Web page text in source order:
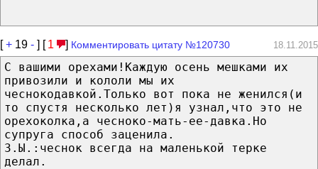
[+ 19 - ] [ 1 ] Комментировать цитату №120730 18.11.2015
С вашими орехами!Каждую осень мешками их
привозили и кололи мы их
чеснокодавкой.Только вот пока не женился(и
то спустя несколько лет)я узнал,что это не
орехоколка,а чесноко-мать-ее-давка.Но
супруга способ заценила.
З.Ы.:чеснок всегда на маленькой терке
делал.